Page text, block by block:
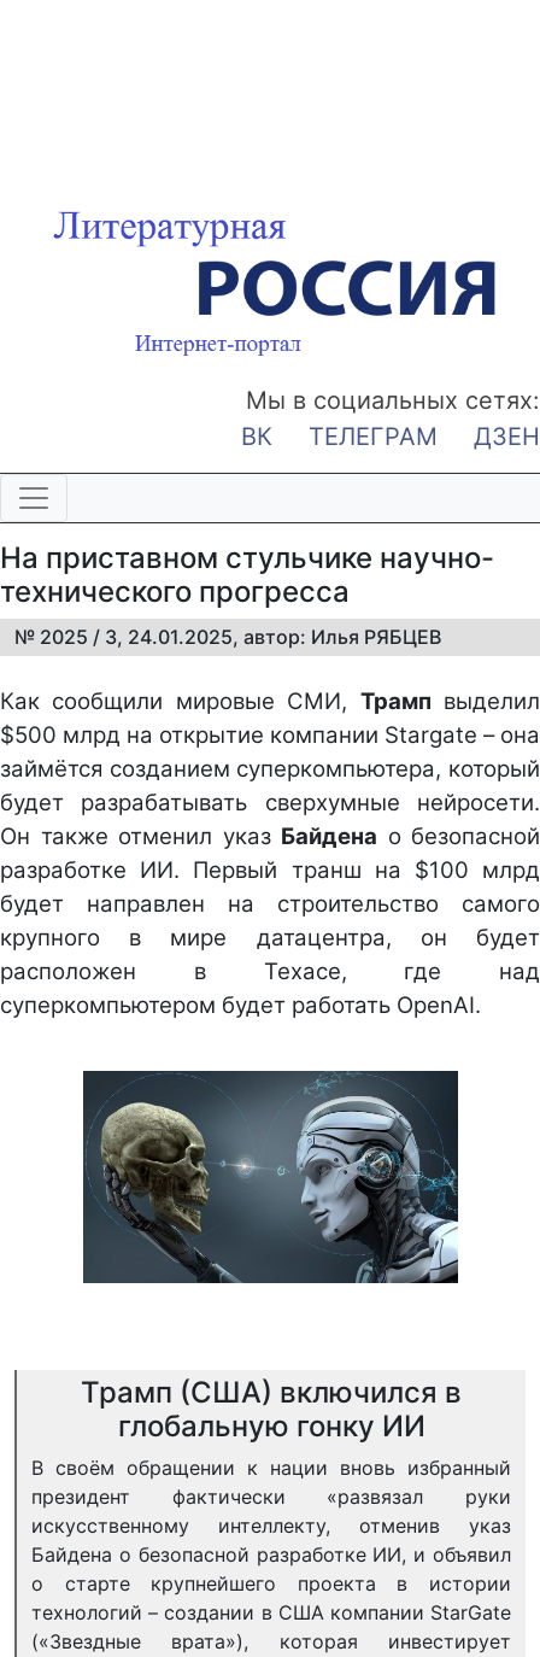
Мы в социальных сетях:
ВК
ТЕЛЕГРАМ ДЗЕН
На приставном стульчике научно-
технического прогресса
№ 2025 / 3, 24.01.2025, автор: Илья РЯБЦЕВ
Как сообщили мировые СМИ, Трамп выделил
$500 млрд на открытие компании Stargate – она
займётся созданием суперкомпьютера, который
будет разрабатывать сверхумные нейросети.
Он также отменил указ Байдена о безопасной
разработке ИИ. Первый транш на $100 млрд
будет направлен на строительство самого
крупного в мире датацентра, он будет
расположен в Техасе, где над
суперкомпьютером будет работать OpenAI.
Трамп (США) включился в
глобальную гонку ИИ
В своём обращении к нации вновь избранный
президент фактически «развязал руки
искусственному интеллекту, отменив указ
Байдена о безопасной разработке ИИ, и объявил
о старте крупнейшего проекта в истории
технологий – создании в США компании StarGate
(«Звездные врата»), которая инвестирует